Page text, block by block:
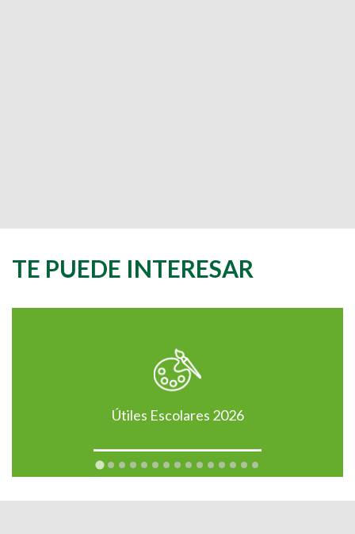
TE PUEDE INTERESAR
Útiles Escolares 2026